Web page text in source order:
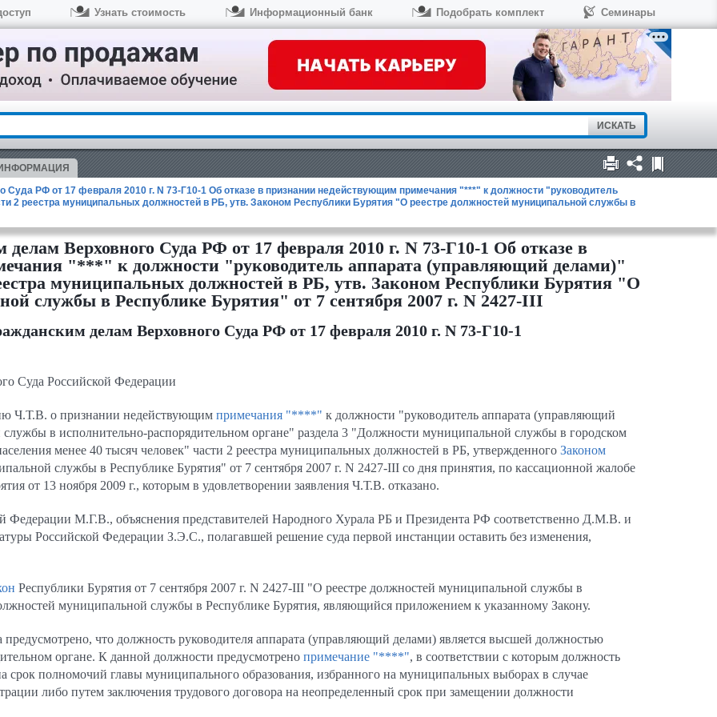
Узнать стоимость Информационный банк Подобрать комплект Семинары
РФ от 17 февраля 2010 г. N 73-Г10-1 Об отказе в признании недействующим примечания "***" к должности "руководитель
2 реестра муниципальных должностей в РБ, утв. Законом Республики Бурятия "О реестре должностей муниципальной службы в
Верховного Суда РФ от 17 февраля 2010 г. N 73-Г10-1 Об отказе в
"***" к должности "руководитель аппарата (управляющий делами)"
муниципальных должностей в РБ, утв. Законом Республики Бурятия "О
службы в Республике Бурятия" от 7 сентября 2007 г. N 2427-III
делам Верховного Суда РФ от 17 февраля 2010 г. N 73-Г10-1
Суда Российской Федерации
Ч.Т.В. о признании недействующим примечания "****" к должности "руководитель аппарата (управляющий
в исполнительно-распорядительном органе" раздела 3 "Должности муниципальной службы в городском
менее 40 тысяч человек" части 2 реестра муниципальных должностей в РБ, утвержденного Законом
службы в Республике Бурятия" от 7 сентября 2007 г. N 2427-III со дня принятия, по кассационной жалобе
от 13 ноября 2009 г., которым в удовлетворении заявления Ч.Т.В. отказано.
Федерации М.Г.В., объяснения представителей Народного Хурала РБ и Президента РФ соответственно Д.М.В. и
Российской Федерации З.Э.С., полагавшей решение суда первой инстанции оставить без изменения,
Республики Бурятия от 7 сентября 2007 г. N 2427-III "О реестре должностей муниципальной службы в
муниципальной службы в Республике Бурятия, являющийся приложением к указанному Закону.
предусмотрено, что должность руководителя аппарата (управляющий делами) является высшей должностью
органе. К данной должности предусмотрено примечание "****", в соответствии с которым должность
срок полномочий главы муниципального образования, избранного на муниципальных выборах в случае
либо путем заключения трудового договора на неопределенный срок при замещении должности